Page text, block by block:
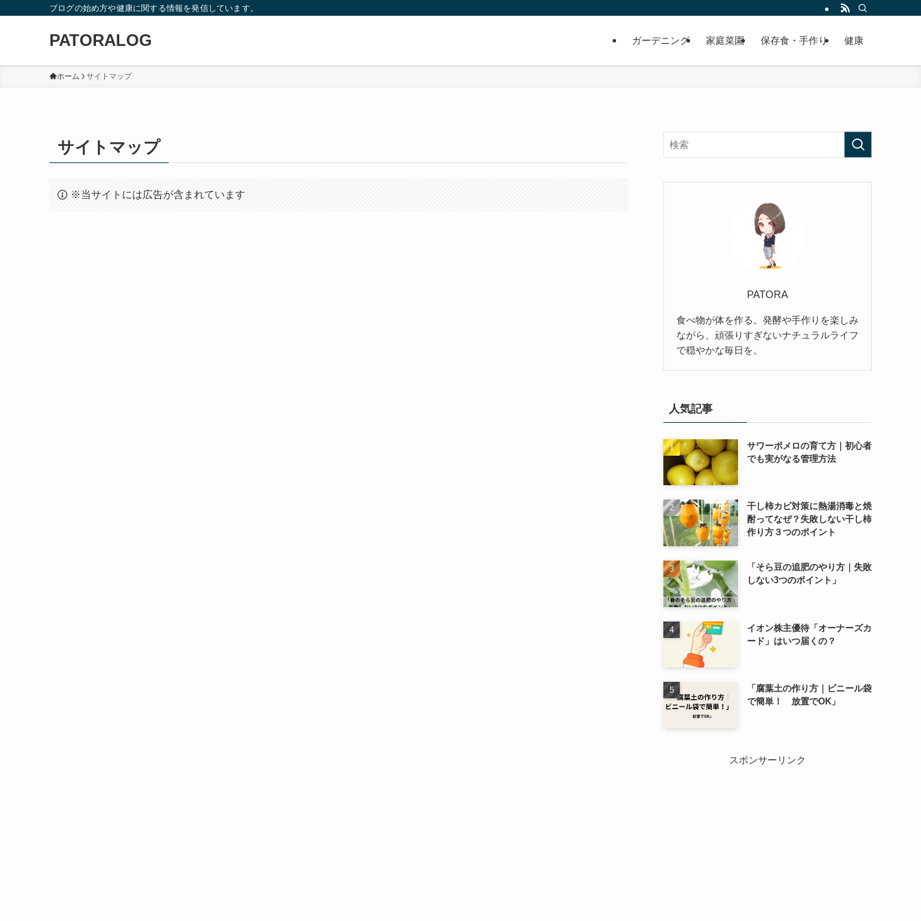
ブログの始め方や健康に関する情報を発信しています。
PATORALOG ガーデニング 家庭菜園 保存食・手作り 健康
ホーム サイトマップ
サイトマップ
※当サイトには広告が含まれています
PATORA
食べ物が体を作る。発酵や手作りを楽しみ
ながら、頑張りすぎないナチュラルライフ
で穏やかな毎日を。
人気記事
サワーポメロの育て方｜初心者
でも実がなる管理方法
干し柿カビ対策に熱湯消毒と焼
酎ってなぜ？失敗しない干し柿
作り方３つのポイント
「そら豆の追肥のやり方｜失敗
しない3つのポイント」
イオン株主優待「オーナーズカ
ード」はいつ届くの？
「腐葉土の作り方｜ビニール袋
で簡単！ 放置でOK」
スポンサーリンク